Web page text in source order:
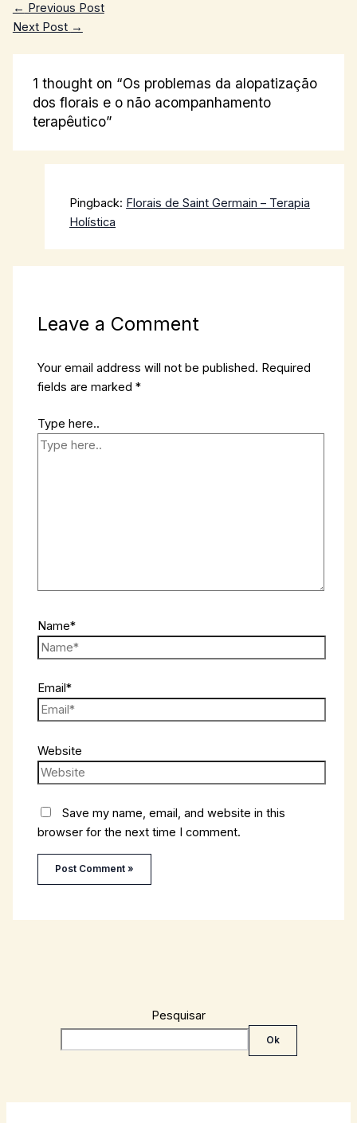
← Previous Post
Next Post →
1 thought on “Os problemas da alopatização
dos florais e o não acompanhamento
terapêutico”
Pingback: Florais de Saint Germain – Terapia
Holística
Leave a Comment
Your email address will not be published. Required
fields are marked*
Type here..
Name*
Email*
Website
Save my name, email, and website in this
browser for the next time I comment.
Pesquisar
Ok